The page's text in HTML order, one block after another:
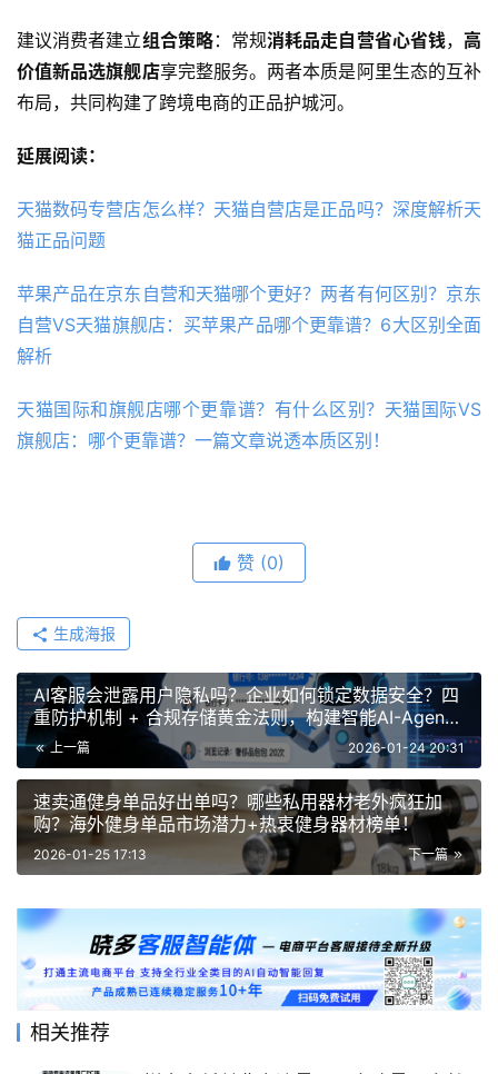
建议消费者建立组合策略：常规消耗品走自营省心省钱，高
价值新品选旗舰店享完整服务。两者本质是阿里生态的互补
布局，共同构建了跨境电商的正品护城河。
延展阅读：
天猫数码专营店怎么样？天猫自营店是正品吗？深度解析天
猫正品问题
苹果产品在京东自营和天猫哪个更好？两者有何区别？京东
自营VS天猫旗舰店：买苹果产品哪个更靠谱？6大区别全面
解析
天猫国际和旗舰店哪个更靠谱？有什么区别？天猫国际VS
旗舰店：哪个更靠谱？一篇文章说透本质区别！
赞 (0)
生成海报
AI客服会泄露用户隐私吗？企业如何锁定数据安全？四
重防护机制 + 合规存储黄金法则，构建智能AI-Agent
隐私保险箱！
上一篇 2026-01-24 20:31
速卖通健身单品好出单吗？哪些私用器材老外疯狂加
购？海外健身单品市场潜力+热衷健身器材榜单！
下一篇
2026-01-25 17:13
相关推荐